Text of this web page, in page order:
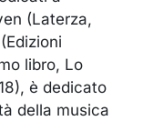
(Laterza,
libro, Lo
è dedicato
della musica